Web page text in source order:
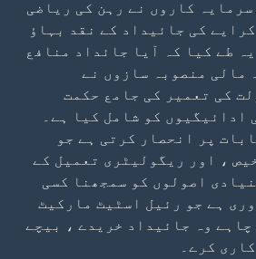
کاروں نے رہن کی ریاضی
کی جائیداد کے نقد بہاؤ
طے کیا کہ آیا جائداد منافع
مالی منصوبہ سازوں نے
کی تعمیر کی جامع حکمت
ادائیگیوں کو شامل کیا ہے۔
پر انحصار کرتی ہے جو
، اور ریگولیٹری تعمیل کے
اصولوں کو سمجھنا کسی
ہے جو رئیل اسٹیٹ مارکیٹ
وہ جائیداد خریدے ، بیچے
کرے۔